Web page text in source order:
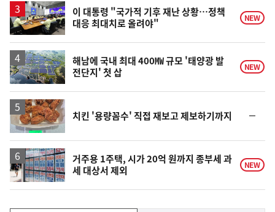
락
이 대통령 "국가적 기후 재난 상황…정책
대응 최대치로 올려야"
NEW
해남에 국내 최대 400㎿ 규모 '태양광 발
전단지' 첫 삽
NEW
치킨 '용량꼼수' 직접 재보고 제보하기까지
일
거주용 1주택, 시가 20억 원까지 종부세 과
세 대상서 제외
NEW